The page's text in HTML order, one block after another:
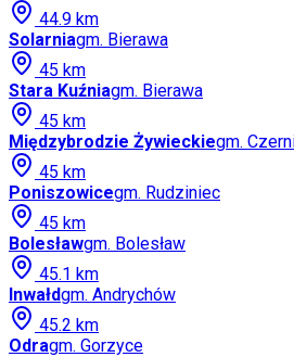
44.9 km
Solarniagm. Bierawa
45 km
Stara Kuźniagm. Bierawa
45 km
Międzybrodzie Żywieckiegm.
45 km
Poniszowicegm. Rudziniec
45 km
Bolesławgm. Bolesław
45.1 km
Inwałdgm. Andrychów
45.2 km
Odragm. Gorzyce